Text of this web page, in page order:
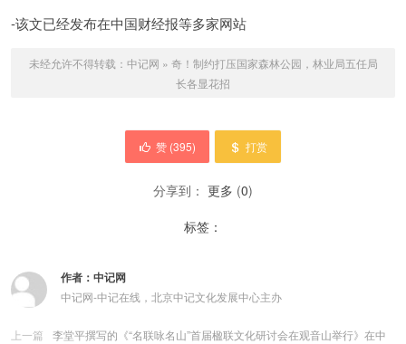
-该文已经发布在中国财经报等多家网站
未经允许不得转载： 中记网 » 奇！制约打压国家森林公园，林业局五任局
长各显花招
赞 (395) 打赏
分享到： 更多 (0)
标签：
作者： 中记网
中记网-中记在线，北京中记文化发展中心主办
上一篇
李堂平撰写的《“名联咏名山”首届楹联文化研讨会在观音山举行》在中